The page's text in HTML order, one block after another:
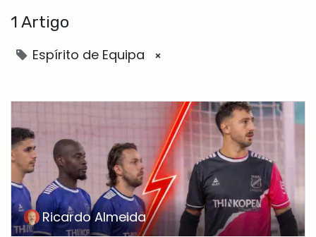
1 Artigo
Espírito de Equipa ×
Ricardo Almeida